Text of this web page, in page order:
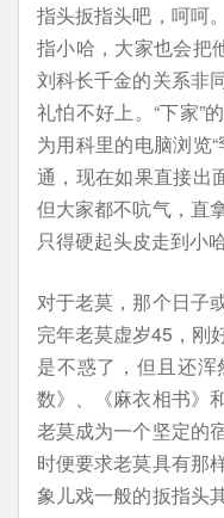
指头扳指头吧，呵呵
指小哈，大家也会把
刘科长千金的关系非
礼怕不好上。“下家”
为用科里的电脑浏览
通，现在如果直接出
但大家都不吭气，直
只得硬起头皮走到小
对于老莫，那个日子
完年老莫虚岁45，刚
是不惑了，但且还
数》、《麻衣相书》
老莫成为一个坚定的
时便要求老莫具有那
象儿戏一般的扳指头